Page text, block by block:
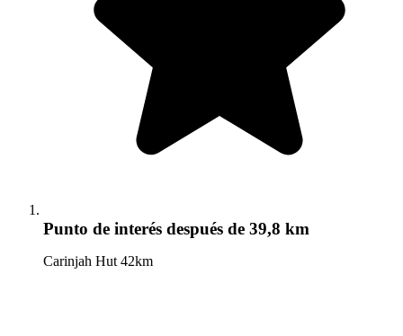
Punto de interés después de 39,8 km
Carinjah Hut 42km